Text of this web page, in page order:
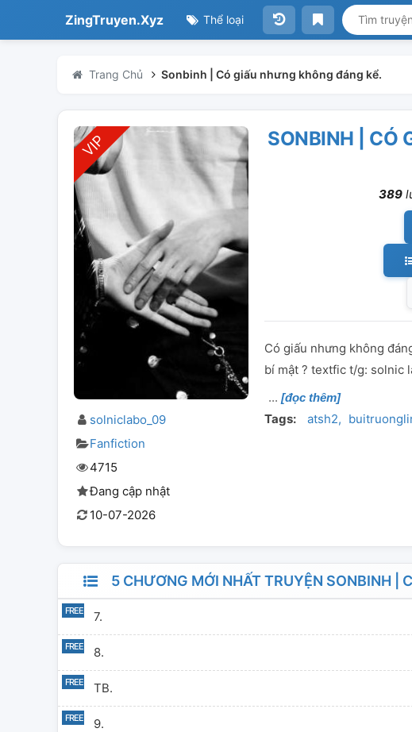
ZingTruyen.Xyz Thể loại
Trang Chủ Sonbinh | Có giấu nhưng không đáng kể.
solniclabo_09
Fanfiction
4715
Đang cập nhật
10-07-2026
SONBINH | CÓ
389
Có giấu nhưng không
bí mật ? textfic t/g: solnic
[đọc thêm]
Tags: atsh2
5 CHƯƠNG MỚI NHẤT TRUYỆN SONBINH |
7.
8.
TB.
9.